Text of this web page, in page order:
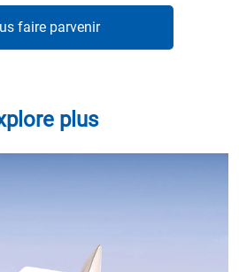
faire parvenir
plus